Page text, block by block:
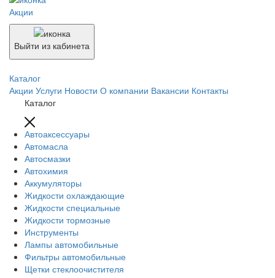
Акции
Выйти из кабинета
Каталог
Акции Услуги Новости О компании Вакансии Контакты
Каталог
Автоаксессуары
Автомасла
Автосмазки
Автохимия
Аккумуляторы
Жидкости охлаждающие
Жидкости специальные
Жидкости тормозные
Инструменты
Лампы автомобильные
Фильтры автомобильные
Щетки стеклоочистителя